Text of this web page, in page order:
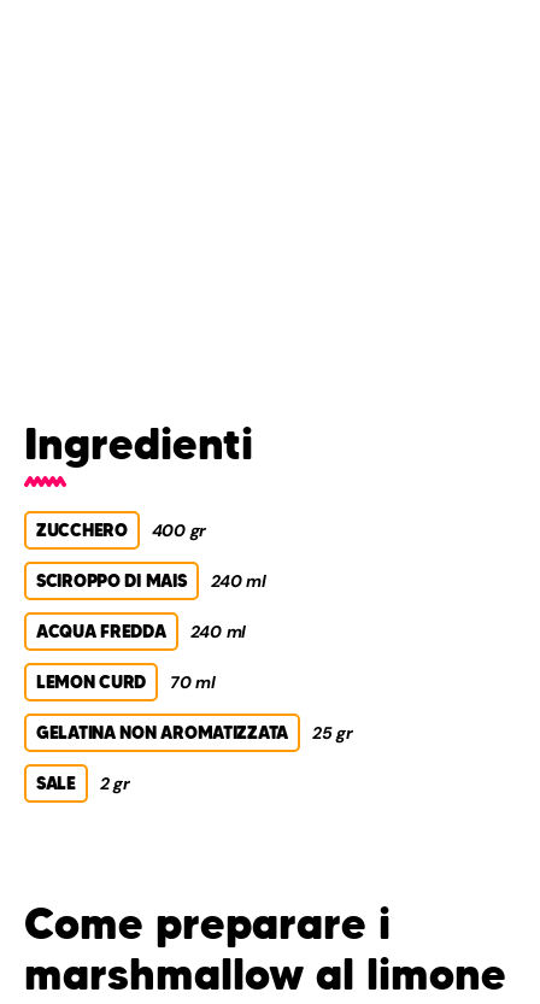
Ingredienti
ZUCCHERO 400 gr
SCIROPPO DI MAIS 240 ml
ACQUA FREDDA 240 ml
LEMON CURD 70 ml
GELATINA NON AROMATIZZATA 25 gr
SALE 2 gr
Come preparare i
marshmallow al limone